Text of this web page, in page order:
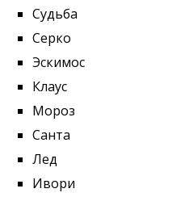
Судьба
Серко
Эскимос
Клаус
Мороз
Санта
Лед
Ивори